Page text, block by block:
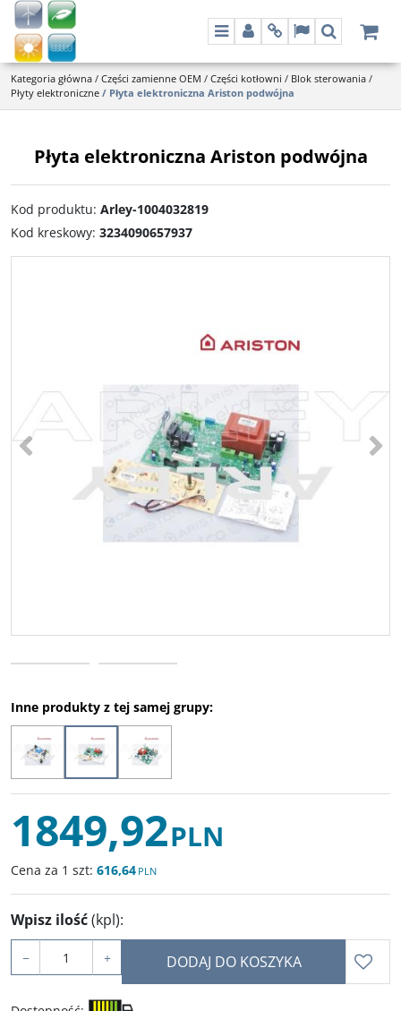
MenuPanelInfoLangSzukaj
Kategoria główna / Części zamienne OEM / Części kotłowni / Blok sterowania /
Płyty elektroniczne / Płyta elektroniczna Ariston podwójna
Płyta elektroniczna Ariston podwójna
Kod produktu: Arley-1004032819
Kod kreskowy: 3234090657937
<
Inne produkty z tej samej grupy:
1849,92PLN
Cena za 1 szt: 616,64 PLN
Wpisz ilość(kpl):
− + DODAJ DO KOSZYKA